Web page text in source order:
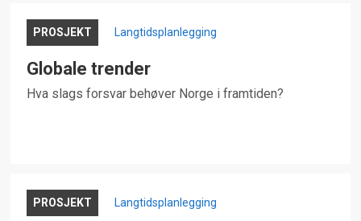
PROSJEKT Langtidsplanlegging
Globale trender
Hva slags forsvar behøver Norge i framtiden?
PROSJEKT Langtidsplanlegging